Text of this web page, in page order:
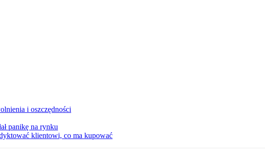
i oszczędności
panikę na rynku
klientowi, co ma kupować